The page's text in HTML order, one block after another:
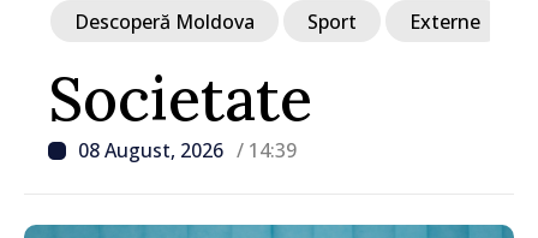
Societate
08 August, 2026 / 14:39
Descoperă Moldova Sport Externe